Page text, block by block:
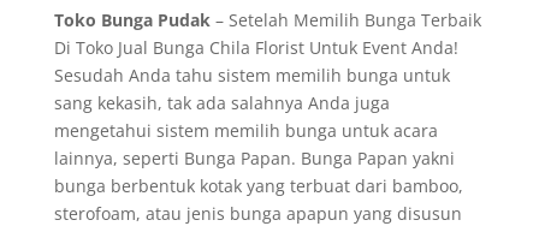
Toko Bunga Pudak– Setelah Memilih Bunga Terbaik
Di Toko Jual Bunga Chila Florist Untuk Event Anda!
Sesudah Anda tahu sistem memilih bunga untuk
sang kekasih, tak ada salahnya Anda juga
mengetahui sistem memilih bunga untuk acara
lainnya, seperti Bunga Papan. Bunga Papan yakni
bunga berbentuk kotak yang terbuat dari bamboo,
sterofoam, atau jenis bunga apapun yang disusun